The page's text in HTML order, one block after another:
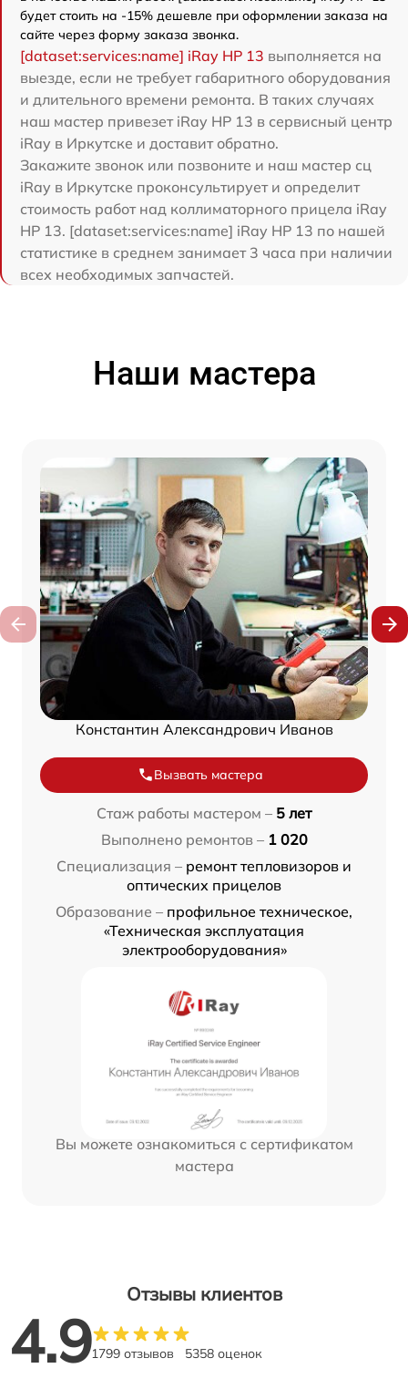
будет стоить на -15% дешевле при оформлении заказа на
сайте через форму заказа звонка.
[dataset:services:name] iRay HP 13 выполняется на
выезде, если не требует габаритного оборудования
и длительного времени ремонта. В таких случаях
наш мастер привезет iRay HP 13 в сервисный центр
iRay в Иркутске и доставит обратно.
Закажите звонок или позвоните и наш мастер сц
iRay в Иркутске проконсультирует и определит
стоимость работ над коллиматорного прицела iRay
HP 13. [dataset:services:name] iRay HP 13 по нашей
статистике в среднем занимает 3 часа при наличии
всех необходимых запчастей.
Наши мастера
Константин Александрович Иванов
Вызвать мастера
Стаж работы мастером – 5 лет
Выполнено ремонтов – 1 020
Специализация – ремонт тепловизоров и
оптических прицелов
Образование – профильное техническое,
«Техническая эксплуатация
электрооборудования»
Вы можете ознакомиться с сертификатом
мастера
Отзывы клиентов
4.91799 отзывов 5358 оценок